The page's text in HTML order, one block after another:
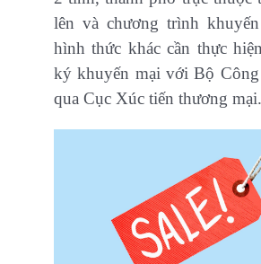
lên và chương trình
hình thức khác cần thực
ký khuyến mại với Bộ
qua Cục Xúc tiến thương mại.